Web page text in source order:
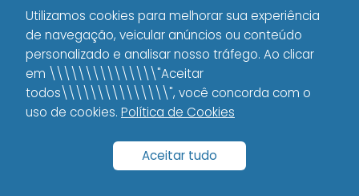
indicam o quão ativo é seu público.
Retorno sobre investimento (ROI):
o retorno financeiro gerado em
comparação com o investimento
feito nas campanhas.
Eu confio muito nesses indicadores para
guiar minhas decisões e não deixar o
Utilizamos cookies para melhorar sua experiência
de navegação, veicular anúncios ou conteúdo
personalizado e analisar nosso tráfego. Ao clicar
em \\\\\\\\\\\\\\\"Aceitar
todos\\\\\\\\\\\\\\\", você concorda com o
uso de cookies. Política de Cookies
Aceitar tudo